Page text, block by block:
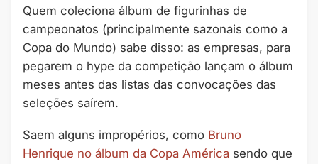
Quem coleciona álbum de figurinhas de
campeonatos (principalmente sazonais como a
Copa do Mundo) sabe disso: as empresas, para
pegarem o hype da competição lançam o álbum
meses antes das listas das convocações das
seleções saírem.
Saem alguns impropérios, como Bruno
Henrique no álbum da Copa América sendo que